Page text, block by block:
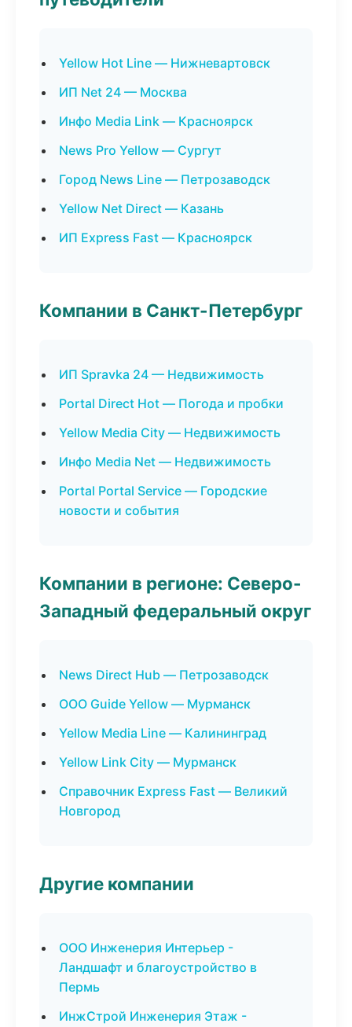
Yellow Hot Line — Нижневартовск
ИП Net 24 — Москва
Инфо Media Link — Красноярск
News Pro Yellow — Сургут
Город News Line — Петрозаводск
Yellow Net Direct — Казань
ИП Express Fast — Красноярск
Компании в Санкт-Петербург
ИП Spravka 24 — Недвижимость
Portal Direct Hot — Погода и пробки
Yellow Media City — Недвижимость
Инфо Media Net — Недвижимость
Portal Portal Service — Городские
новости и события
Компании в регионе: Северо-
Западный федеральный округ
News Direct Hub — Петрозаводск
ООО Guide Yellow — Мурманск
Yellow Media Line — Калининград
Yellow Link City — Мурманск
Справочник Express Fast — Великий
Новгород
Другие компании
ООО Инженерия Интерьер -
Ландшафт и благоустройство в
Пермь
ИнжСтрой Инженерия Этаж -